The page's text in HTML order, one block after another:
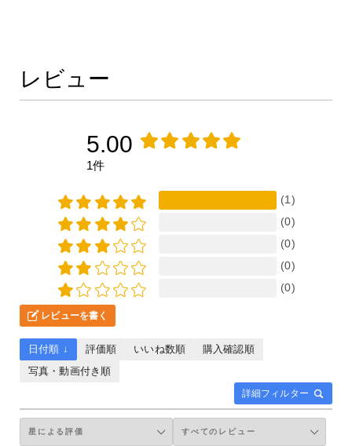
レビュー
5.00
1件
(1)
(0)
(0)
(0)
(0)
レビューを書く
詳細フィルター
日付順 ↓ 評価順 いいね数順
購入確認順
写真・動画付き順